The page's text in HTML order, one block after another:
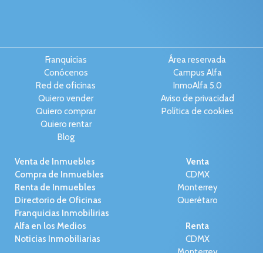
Franquicias
Conócenos
Red de oficinas
Quiero vender
Quiero comprar
Quiero rentar
Blog
Área reservada
Campus Alfa
InmoAlfa 5.0
Aviso de privacidad
Política de cookies
Venta de Inmuebles
Compra de Inmuebles
Renta de Inmuebles
Directorio de Oficinas
Franquicias Inmobilirias
Alfa en los Medios
Noticias Inmobiliarias
Venta
CDMX
Monterrey
Querétaro
Renta
CDMX